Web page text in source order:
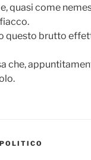
e, quasi come
questo brutto
che,